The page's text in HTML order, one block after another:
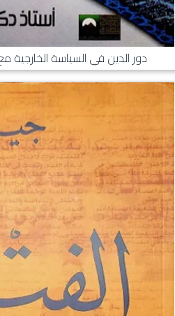
دور الدين في السياسة الخارجية